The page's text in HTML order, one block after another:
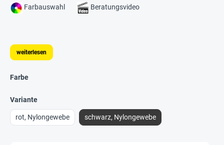
Farbauswahl Beratungsvideo
weiterlesen
Farbe
Variante
rot, Nylongewebe schwarz, Nylongewebe